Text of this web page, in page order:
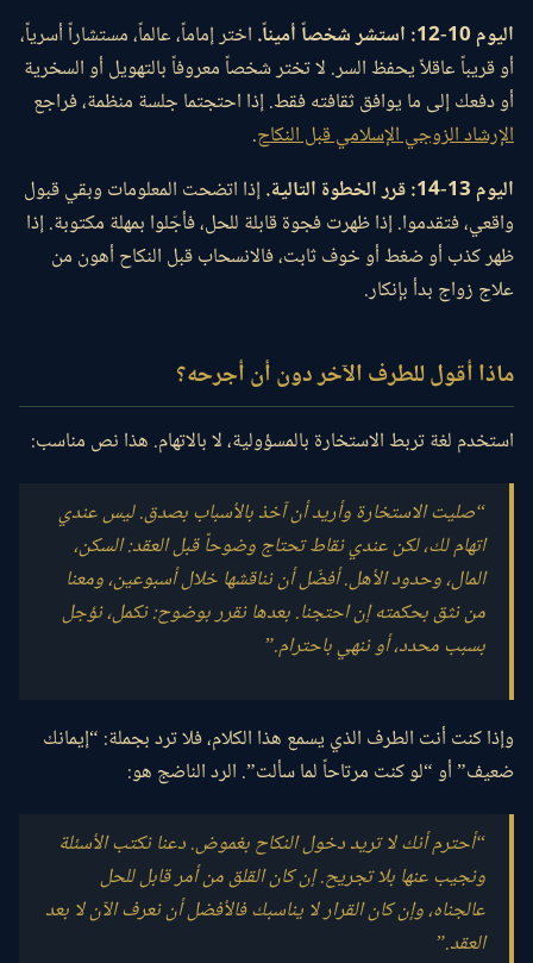
اليوم 10-12: استشر شخصاً أميناً.
اختر إماماً، عالماً، مستشاراً أسرياً،
أو قريباً عاقلاً يحفظ السر. لا تختر شخصاً معروفاً بالتهويل أو السخرية
أو دفعك إلى ما يوافق ثقافته فقط. إذا احتجتما جلسة منظمة، فراجع
الإرشاد الزوجي الإسلامي قبل النكاح.
اليوم 13-14: قرر الخطوة التالية.
إذا اتضحت المعلومات وبقي قبول
واقعي، فتقدموا. إذا ظهرت فجوة قابلة للحل، فأجّلوا بمهلة مكتوبة. إذا
ظهر كذب أو ضغط أو خوف ثابت، فالانسحاب قبل النكاح أهون من
علاج زواج بدأ بإنكار.
ماذا أقول للطرف الآخر دون أن أجرحه؟
استخدم لغة تربط الاستخارة بالمسؤولية، لا بالاتهام. هذا نص مناسب:
“صليت الاستخارة وأريد أن آخذ بالأسباب بصدق. ليس عندي
اتهام لك، لكن عندي نقاط تحتاج وضوحاً قبل العقد: السكن،
المال، وحدود الأهل. أفضّل أن نناقشها خلال أسبوعين، ومعنا
من نثق بحكمته إن احتجنا. بعدها نقرر بوضوح: نكمل، نؤجل
بسبب محدد، أو ننهي باحترام.”
وإذا كنت أنت الطرف الذي يسمع هذا الكلام، فلا ترد بجملة: “إيمانك
ضعيف” أو “لو كنت مرتاحاً لما سألت”. الرد الناضج هو:
“أحترم أنك لا تريد دخول النكاح بغموض. دعنا نكتب الأسئلة
ونجيب عنها بلا تجريح. إن كان القلق من أمر قابل للحل
عالجناه، وإن كان القرار لا يناسبك فالأفضل أن نعرف الآن لا بعد
العقد.”